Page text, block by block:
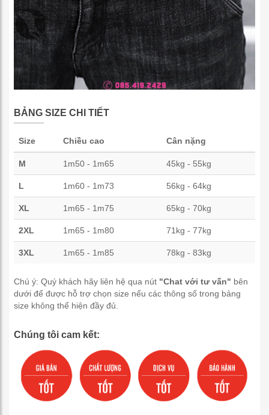
BẢNG SIZE CHI TIẾT
Size Chiều cao Cân nặng
M 1m50 - 1m65 45kg - 55kg
L 1m60 - 1m73 56kg - 64kg
XL 1m65 - 1m75 65kg - 70kg
2XL 1m65 - 1m80 71kg - 77kg
3XL 1m65 - 1m85 78kg - 83kg
Chú ý: Quý khách hãy liên hệ qua nút "Chat với tư vấn" bên
dưới để được hỗ trợ chọn size nếu các thông số trong bảng
size không thể hiện đầy đủ.
Chúng tôi cam kết: